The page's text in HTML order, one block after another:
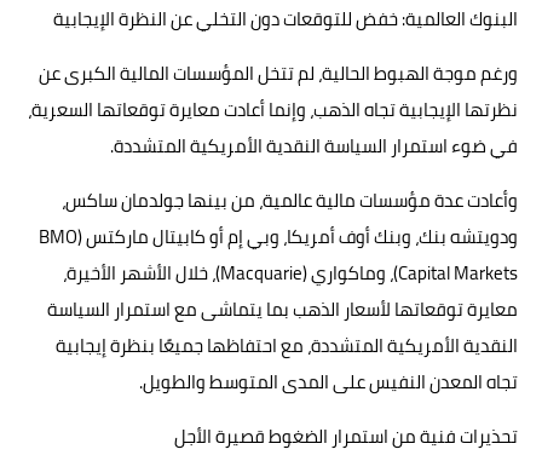
البنوك العالمية: خفض للتوقعات دون التخلي عن النظرة الإيجابية
ورغم موجة الهبوط الحالية، لم تتخل المؤسسات المالية الكبرى عن
نظرتها الإيجابية تجاه الذهب، وإنما أعادت معايرة توقعاتها السعرية،
في ضوء استمرار السياسة النقدية الأمريكية المتشددة.
وأعادت عدة مؤسسات مالية عالمية، من بينها جولدمان ساكس،
ودويتشه بنك، وبنك أوف أمريكا، وبي إم أو كابيتال ماركتس (BMO
Capital Markets)، وماكواري (Macquarie)، خلال الأشهر الأخيرة،
معايرة توقعاتها لأسعار الذهب بما يتماشى مع استمرار السياسة
النقدية الأمريكية المتشددة، مع احتفاظها جميعًا بنظرة إيجابية
تجاه المعدن النفيس على المدى المتوسط والطويل.
تحذيرات فنية من استمرار الضغوط قصيرة الأجل